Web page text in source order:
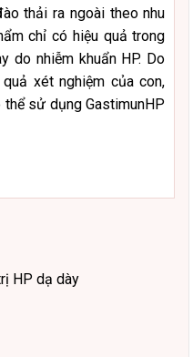
thải ra ngoài theo nhu
chỉ có hiệu quả trong
do nhiễm khuẩn HP. Do
xét nghiệm của con,
sử dụng GastimunHP
HP dạ dày